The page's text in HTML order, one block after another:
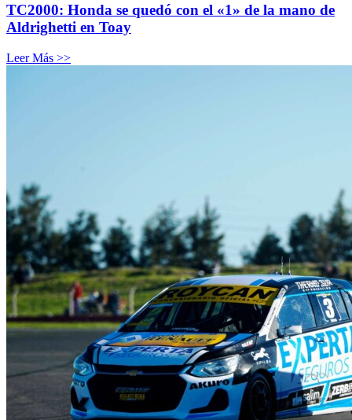
TC2000: Honda se quedó con el «1» de la mano de
Aldrighetti en Toay
Leer Más >>